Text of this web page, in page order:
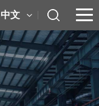
中文